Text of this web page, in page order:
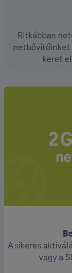
Ritkábban
netbővítőinket
keret
A sikeres
vagy a